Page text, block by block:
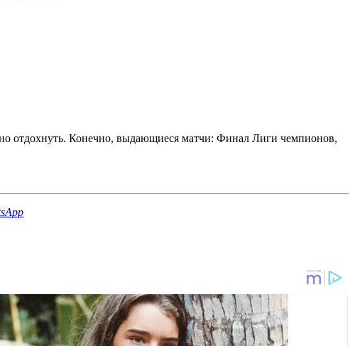
отдохнуть. Конечно, выдающиеся матчи: Финал Лиги чемпионов,